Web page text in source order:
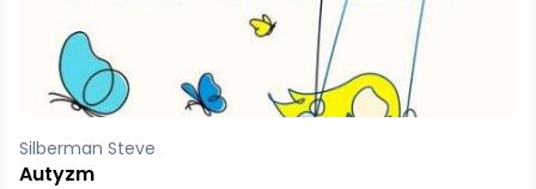
Silberman Steve
Autyzm